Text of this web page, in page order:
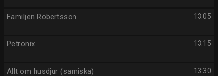
13:05
Familjen Robertsson
13:15
Petronix
13:30
Allt om husdjur (samiska)